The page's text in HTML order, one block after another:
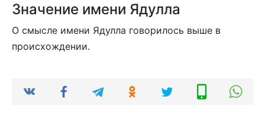
Значение имени Ядулла
О смысле имени Ядулла говорилось выше в
происхождении.